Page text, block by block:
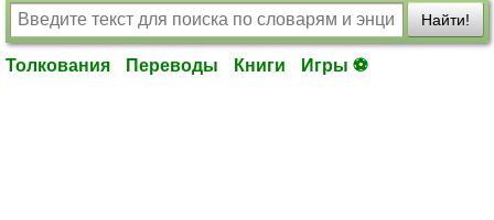
Найти!
Толкования Переводы Книги Игры ⚽